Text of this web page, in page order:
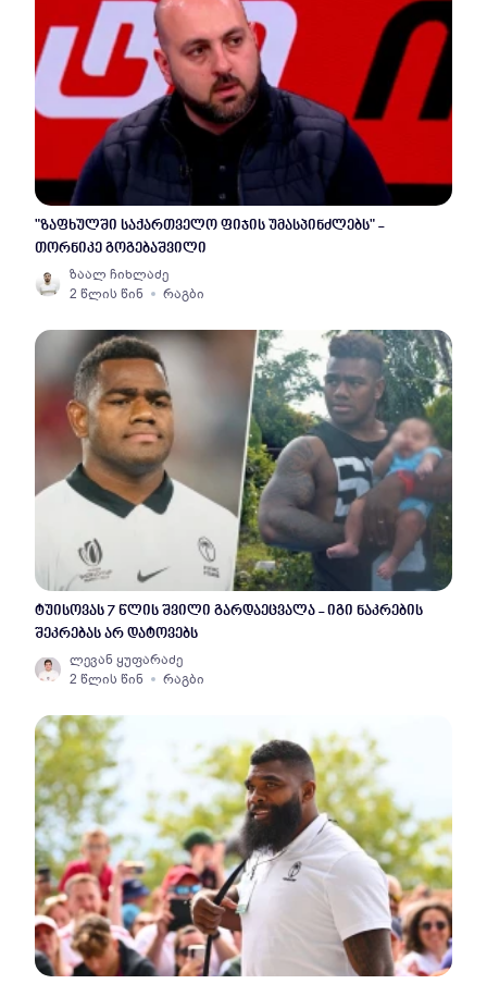
"ზაფხულში საქართველო ფიჯის უმასპინძლებს" -
თორნიკე გოგებაშვილი
ზაალ ჩიხლაძე
2 წლის წინ
რაგბი
ტუისოვას 7 წლის შვილი გარდაეცვალა - იგი ნაკრების
შეკრებას არ დატოვებს
ლევან ყუფარაძე
2 წლის წინ
რაგბი